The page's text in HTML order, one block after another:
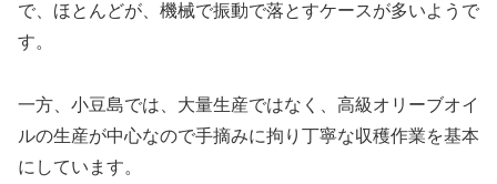
で、ほとんどが、機械で振動で落とすケースが多いようで
す。
一方、小豆島では、大量生産ではなく、高級オリーブオイ
ルの生産が中心なので手摘みに拘り丁寧な収穫作業を基本
にしています。